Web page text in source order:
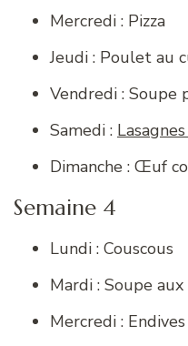
Mercredi : Pizza
Jeudi : Poulet au
Vendredi : Soupe
Samedi :
Dimanche : Œuf
Semaine 4
Lundi : Couscous
Mardi : Soupe
Mercredi :